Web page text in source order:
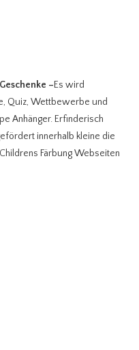
–Es wird
Quiz, Wettbewerbe und
Anhänger. Erfinderisch
innerhalb kleine die
Färbung Webseiten